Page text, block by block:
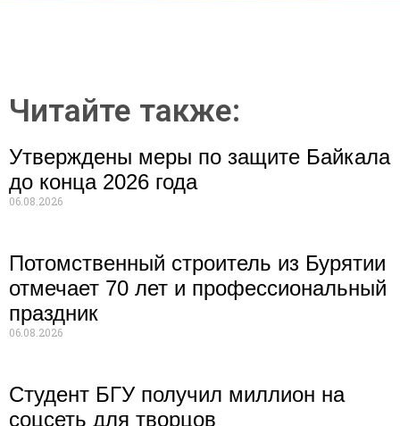
Читайте также:
Утверждены меры по защите Байкала
до конца 2026 года
06.08.2026
Потомственный строитель из Бурятии
отмечает 70 лет и профессиональный
праздник
06.08.2026
Студент БГУ получил миллион на
соцсеть для творцов